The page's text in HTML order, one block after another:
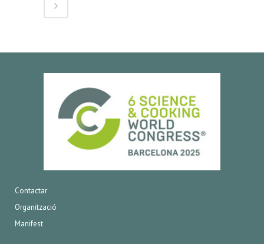
Contactar
Organització
Manifest